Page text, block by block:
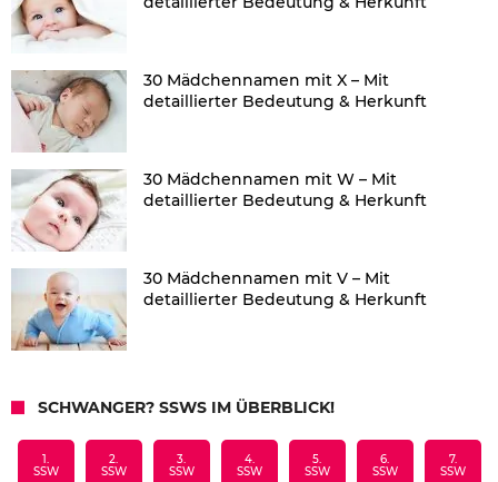
30 Mädchennamen mit X – Mit
detaillierter Bedeutung & Herkunft
30 Mädchennamen mit W – Mit
detaillierter Bedeutung & Herkunft
30 Mädchennamen mit V – Mit
detaillierter Bedeutung & Herkunft
SCHWANGER? SSWS IM ÜBERBLICK!
1.
SSW
2.
SSW
3.
SSW
4.
SSW
5.
SSW
6.
SSW
7.
SSW